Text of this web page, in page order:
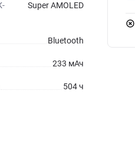
Super AMOLED
Bluetooth
233 мАч
504 ч